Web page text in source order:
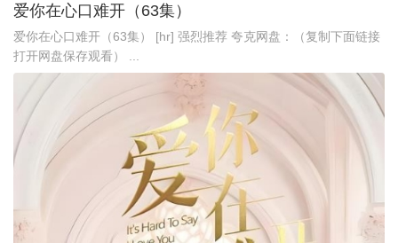
爱你在心口难开（63集）
爱你在心口难开（63集） [hr] 强烈推荐 夸克网盘：（复制下面链接
打开网盘保存观看） ...